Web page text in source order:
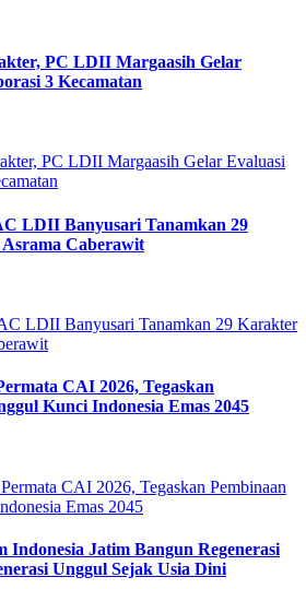
PC LDII Margaasih Gelar
3 Kecamatan
LDII Banyusari Tanamkan 29
Caberawit
CAI 2026, Tegaskan
Kunci Indonesia Emas 2045
Indonesia Jatim Bangun Regenerasi
Unggul Sejak Usia Dini